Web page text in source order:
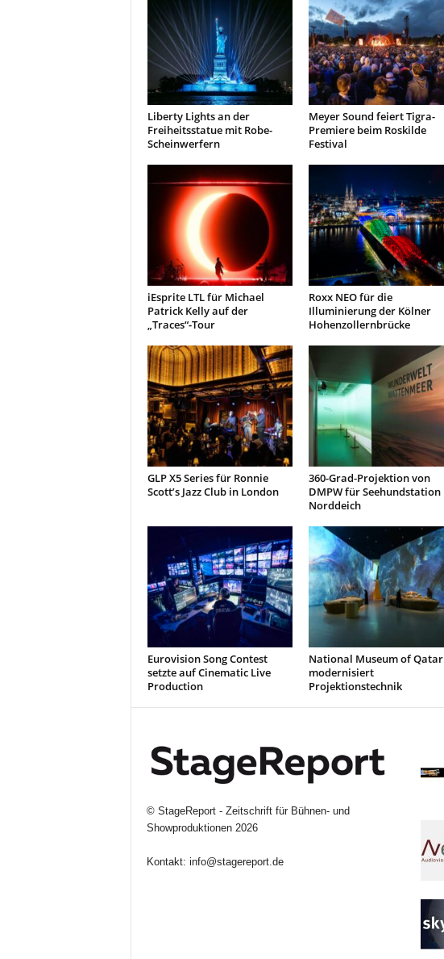
Liberty Lights an der
Freiheitsstatue mit Robe-
Scheinwerfern
Meyer Sound feiert Tigra-
Premiere beim Roskilde
Festival
iEsprite LTL für Michael
Patrick Kelly auf der
„Traces“-Tour
Roxx NEO für die
Illuminierung der Kölner
Hohenzollernbrücke
GLP X5 Series für Ronnie
Scott’s Jazz Club in London
360-Grad-Projektion von
DMPW für Seehundstation
Norddeich
Eurovision Song Contest
setzte auf Cinematic Live
Production
National Museum of Qatar
modernisiert
Projektionstechnik
© StageReport - Zeitschrift für Bühnen- und
Showproduktionen2026
Kontakt: info@stagereport.de